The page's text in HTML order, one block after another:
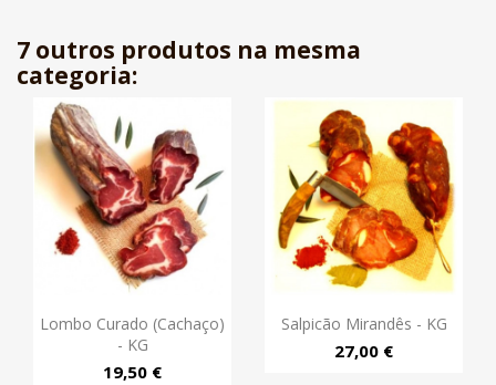
7 outros produtos na mesma
categoria:
Lombo Curado (Cachaço)
- KG
19,50 €
Salpicão Mirandês - KG
27,00 €